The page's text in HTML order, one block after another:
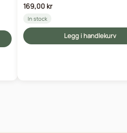
169,00 kr
In stock
Legg i handlekurv